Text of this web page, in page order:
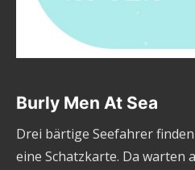
Burly Men At Sea
Drei bärtige Seefahrer
eine Schatzkarte. Da warten